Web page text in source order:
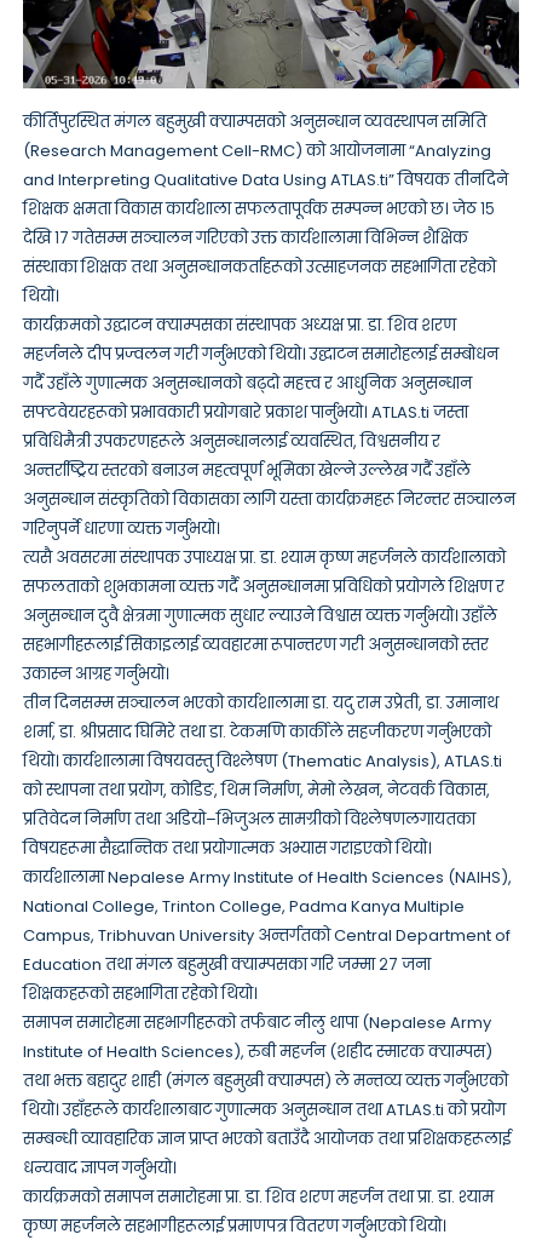
कीर्तिपुरस्थित मंगल बहुमुखी क्याम्पसको अनुसन्धान व्यवस्थापन समिति
(Research Management Cell-RMC) को आयोजनामा “Analyzing
and Interpreting Qualitative Data Using ATLAS.ti” विषयक तीनदिने
शिक्षक क्षमता विकास कार्यशाला सफलतापूर्वक सम्पन्न भएको छ। जेठ १५
देखि १७ गतेसम्म सञ्चालन गरिएको उक्त कार्यशालामा विभिन्न शैक्षिक
संस्थाका शिक्षक तथा अनुसन्धानकर्ताहरूको उत्साहजनक सहभागिता रहेको
थियो।
कार्यक्रमको उद्घाटन क्याम्पसका संस्थापक अध्यक्ष प्रा. डा. शिव शरण
महर्जनले दीप प्रज्वलन गरी गर्नुभएको थियो। उद्घाटन समारोहलाई सम्बोधन
गर्दै उहाँले गुणात्मक अनुसन्धानको बढ्दो महत्त्व र आधुनिक अनुसन्धान
सफ्टवेयरहरूको प्रभावकारी प्रयोगबारे प्रकाश पार्नुभयो। ATLAS.ti जस्ता
प्रविधिमैत्री उपकरणहरूले अनुसन्धानलाई व्यवस्थित, विश्वसनीय र
अन्तर्राष्ट्रिय स्तरको बनाउन महत्वपूर्ण भूमिका खेल्ने उल्लेख गर्दै उहाँले
अनुसन्धान संस्कृतिको विकासका लागि यस्ता कार्यक्रमहरू निरन्तर सञ्चालन
गरिनुपर्ने धारणा व्यक्त गर्नुभयो।
त्यसै अवसरमा संस्थापक उपाध्यक्ष प्रा. डा. श्याम कृष्ण महर्जनले कार्यशालाको
सफलताको शुभकामना व्यक्त गर्दै अनुसन्धानमा प्रविधिको प्रयोगले शिक्षण र
अनुसन्धान दुवै क्षेत्रमा गुणात्मक सुधार ल्याउने विश्वास व्यक्त गर्नुभयो। उहाँले
सहभागीहरूलाई सिकाइलाई व्यवहारमा रूपान्तरण गरी अनुसन्धानको स्तर
उकास्न आग्रह गर्नुभयो।
तीन दिनसम्म सञ्चालन भएको कार्यशालामा डा. यदु राम उप्रेती, डा. उमानाथ
शर्मा, डा. श्रीप्रसाद घिमिरे तथा डा. टेकमणि कार्कीले सहजीकरण गर्नुभएको
थियो। कार्यशालामा विषयवस्तु विश्लेषण (Thematic Analysis), ATLAS.ti
को स्थापना तथा प्रयोग, कोडिङ, थिम निर्माण, मेमो लेखन, नेटवर्क विकास,
प्रतिवेदन निर्माण तथा अडियो–भिजुअल सामग्रीको विश्लेषणलगायतका
विषयहरूमा सैद्धान्तिक तथा प्रयोगात्मक अभ्यास गराइएको थियो।
कार्यशालामा Nepalese Army Institute of Health Sciences (NAIHS),
National College, Trinton College, Padma Kanya Multiple
Campus, Tribhuvan University अन्तर्गतको Central Department of
Education तथा मंगल बहुमुखी क्याम्पसका गरि जम्मा २७ जना
शिक्षकहरूको सहभागिता रहेको थियो।
समापन समारोहमा सहभागीहरूको तर्फबाट नीलु थापा (Nepalese Army
Institute of Health Sciences), रुबी महर्जन (शहीद स्मारक क्याम्पस)
तथा भक्त बहादुर शाही (मंगल बहुमुखी क्याम्पस) ले मन्तव्य व्यक्त गर्नुभएको
थियो। उहाँहरूले कार्यशालाबाट गुणात्मक अनुसन्धान तथा ATLAS.ti को प्रयोग
सम्बन्धी व्यावहारिक ज्ञान प्राप्त भएको बताउँदै आयोजक तथा प्रशिक्षकहरूलाई
धन्यवाद ज्ञापन गर्नुभयो।
कार्यक्रमको समापन समारोहमा प्रा. डा. शिव शरण महर्जन तथा प्रा. डा. श्याम
कृष्ण महर्जनले सहभागीहरूलाई प्रमाणपत्र वितरण गर्नुभएको थियो।